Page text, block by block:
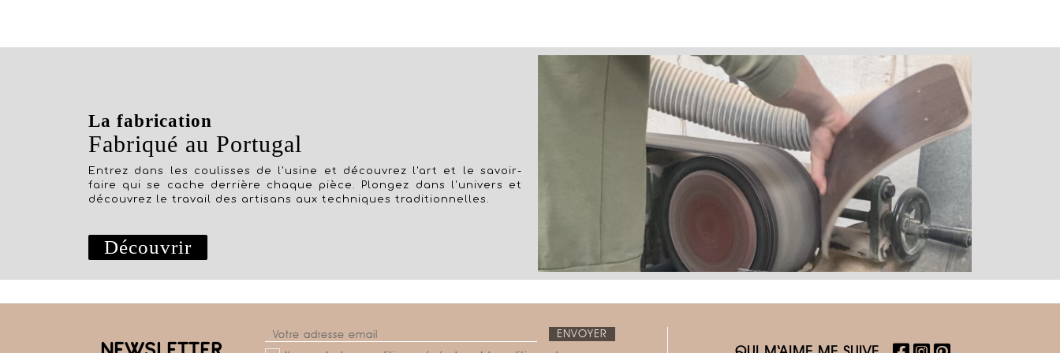
La fabrication
Fabriqué au Portugal
Entrez dans les coulisses de l'usine et découvrez l'art et le savoir-
faire qui se cache derrière chaque pièce. Plongez dans l'univers et
découvrez le travail des artisans aux techniques traditionnelles.
Découvrir